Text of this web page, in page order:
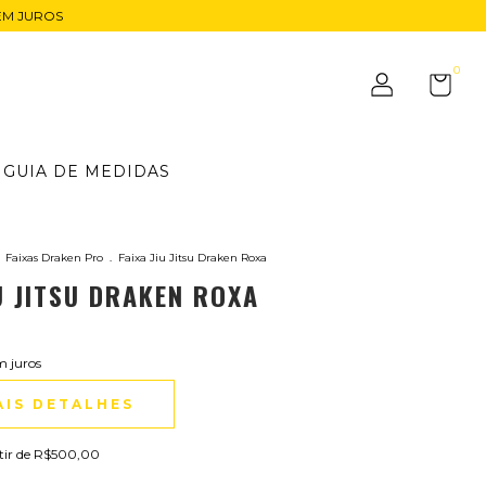
JUROS
0
GUIA DE MEDIDAS
Faixas Draken Pro . Faixa Jiu Jitsu Draken Roxa
JITSU DRAKEN ROXA
juros
DETALHES
de R$500,00